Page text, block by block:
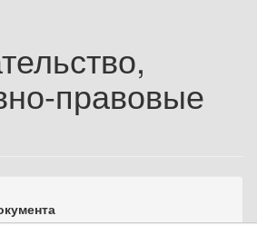
правовые